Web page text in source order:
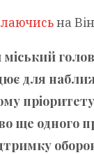
на
міський
для
ще одного